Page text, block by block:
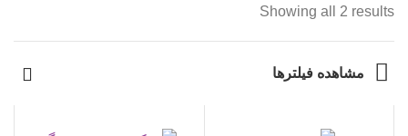
Showing all 2 results
مشاهده فیلترها